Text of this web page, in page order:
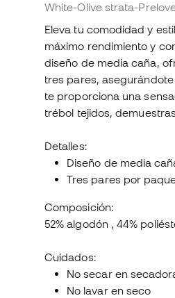
White-Olive strata-
Eleva tu comodidad y
máximo rendimiento y
diseño de media caña,
tres pares,
te proporciona una
trébol tejidos,
Detalles:
Diseño de media
Tres pares por
Composición:
52% algodón , 44%
Cuidados:
No secar en
No lavar en seco